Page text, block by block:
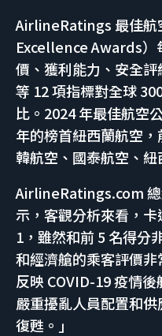
AirlineRatings 最佳
Excellence Awards）
價、獲利能力、安全
等 12 項指標對全球
比。2024 年最佳航空
年的榜首紐西蘭航空
韓航空、國泰航空、紐
AirlineRatings.com
示，客觀分析來看，
1，雖然和前 5 名得分
和經濟艙的乘客評價
反映 COVID-19 疫情
嚴重擾亂人員配置和
復甦。」